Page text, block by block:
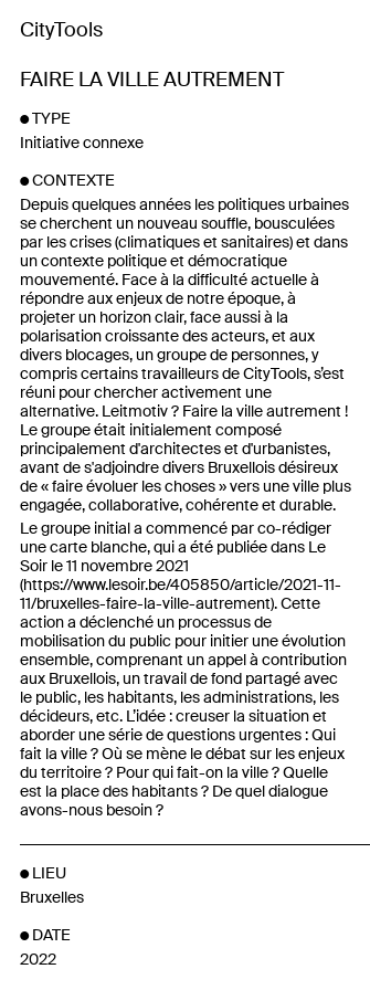
CityTools
FAIRE LA VILLE AUTREMENT
TYPE
Initiative connexe
CONTEXTE
Depuis quelques années les politiques urbaines
se cherchent un nouveau souffle, bousculées
par les crises (climatiques et sanitaires) et dans
un contexte politique et démocratique
mouvementé. Face à la difficulté actuelle à
répondre aux enjeux de notre époque, à
projeter un horizon clair, face aussi à la
polarisation croissante des acteurs, et aux
divers blocages, un groupe de personnes, y
compris certains travailleurs de CityTools, s’est
réuni pour chercher activement une
alternative. Leitmotiv ? Faire la ville autrement !
Le groupe était initialement composé
principalement d'architectes et d'urbanistes,
avant de s'adjoindre divers Bruxellois désireux
de « faire évoluer les choses » vers une ville plus
engagée, collaborative, cohérente et durable.
Le groupe initial a commencé par co-rédiger
une carte blanche, qui a été publiée dans Le
Soir le 11 novembre 2021
(https://www.lesoir.be/405850/article/2021-11-
11/bruxelles-faire-la-ville-autrement). Cette
action a déclenché un processus de
mobilisation du public pour initier une évolution
ensemble, comprenant un appel à contribution
aux Bruxellois, un travail de fond partagé avec
le public, les habitants, les administrations, les
décideurs, etc. L’idée : creuser la situation et
aborder une série de questions urgentes : Qui
fait la ville ? Où se mène le débat sur les enjeux
du territoire ? Pour qui fait-on la ville ? Quelle
est la place des habitants ? De quel dialogue
avons-nous besoin ?
LIEU
Bruxelles
DATE
2022